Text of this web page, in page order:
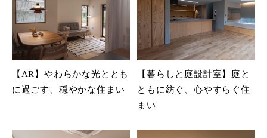
【AR】やわらかな光ととも
に過ごす、穏やかな住まい
【暮らしと庭設計室】庭と
ともに紡ぐ、心やすらぐ住
まい